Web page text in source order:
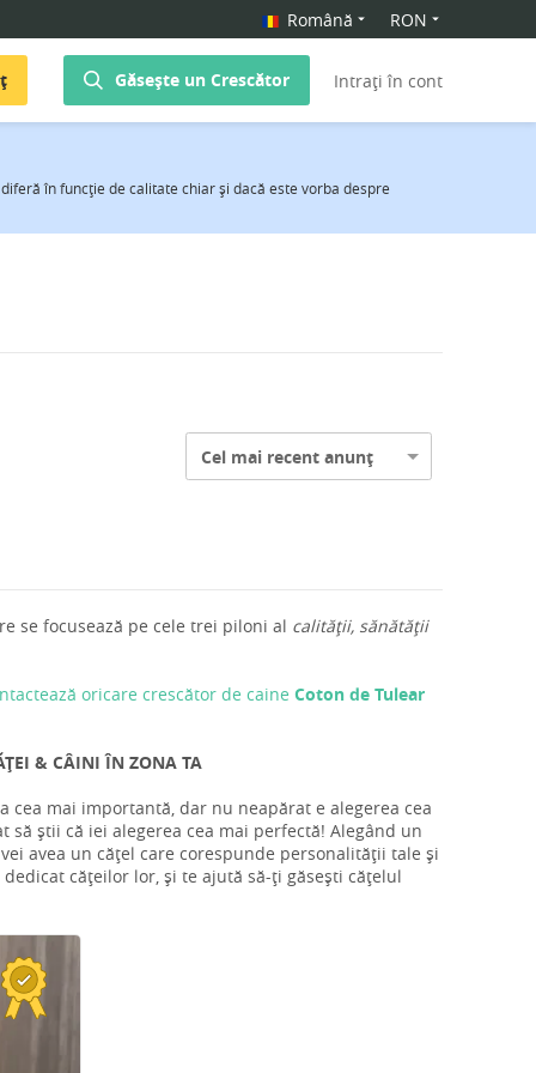
Română RON
Găsește un Crescător Intrați în cont
în funcţie de calitate chiar şi dacă este vorba despre
Cel mai recent anunț
se focusează pe cele trei piloni al calității, sănătății
oricare crescător de caine Coton de Tulear
& CÂINI ÎN ZONA TA
cea mai importantă, dar nu neapărat e alegerea cea
știi că iei alegerea cea mai perfectă! Alegând un
avea un cățel care corespunde personalității tale și
cățeilor lor, și te ajută să-ți găsești cățelul